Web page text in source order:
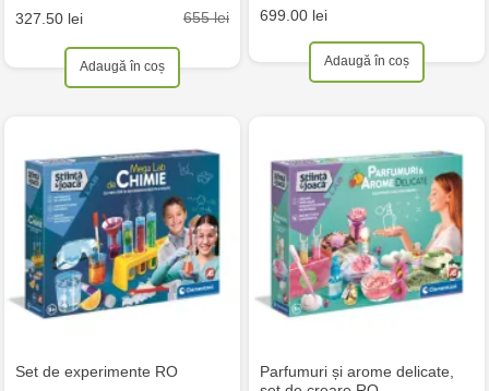
327.50 lei
655 lei
Adaugă în coș
699.00 lei
Adaugă în coș
Set de experimente RO
Parfumuri și arome delicate,